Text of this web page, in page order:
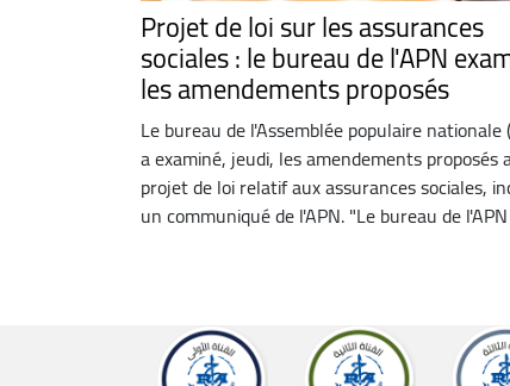
Projet de loi sur les assurances
sociales : le bureau de l'APN
les amendements proposés
Le bureau de l'Assemblée populaire nationale
a examiné, jeudi, les amendements proposés
projet de loi relatif aux assurances sociales,
un communiqué de l'APN. "Le bureau de